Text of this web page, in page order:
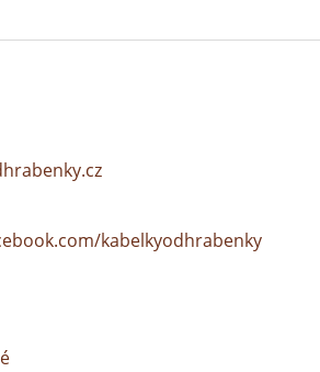
kabelkyodhrabenky